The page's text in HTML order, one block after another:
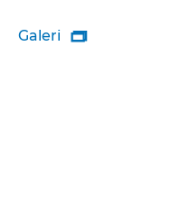
Galeri 